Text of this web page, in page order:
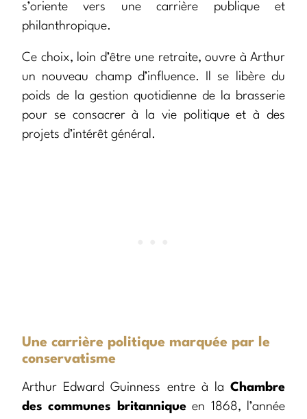
s’oriente vers une carrière publique et
philanthropique.
Ce choix, loin d’être une retraite, ouvre à Arthur
un nouveau champ d’influence. Il se libère du
poids de la gestion quotidienne de la brasserie
pour se consacrer à la vie politique et à des
projets d’intérêt général.
Une carrière politique marquée par le
conservatisme
Arthur Edward Guinness entre à la Chambre
des communes britanniqueen 1868, l’année